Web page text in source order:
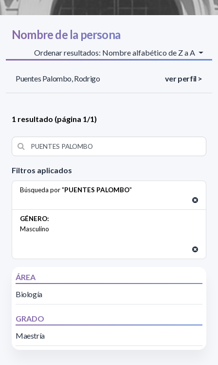
Filtros aplicados
Búsqueda por "PUENTES PALOMBO"
GÉNERO:
Masculino
ÁREA
Biología
GRADO
Maestría
Nombre de la persona
Ordenar resultados: Nombre alfabético de Z a A
Puentes Palombo, Rodrigo ver perfil >
1 resultado (página 1/1)